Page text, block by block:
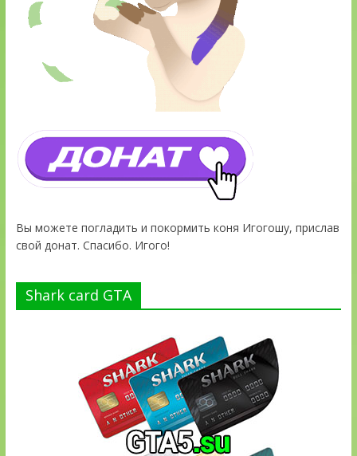
Вы можете погладить и покормить коня Игогошу, прислав
свой донат. Спасибо. Игого!
Shark card GTA